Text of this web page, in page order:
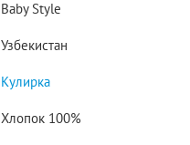
Baby Style
Узбекистан
Кулирка
Хлопок 100%